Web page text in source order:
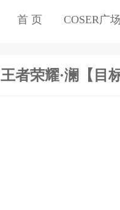
首 页 COSER广
王者荣耀·澜【目